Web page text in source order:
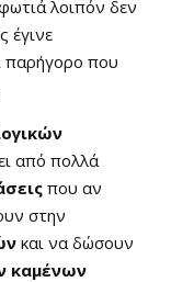
λοιπόν δεν
έγινε
παρήγορο που
από πολλά
που αν
στην
και να δώσουν
καμένων